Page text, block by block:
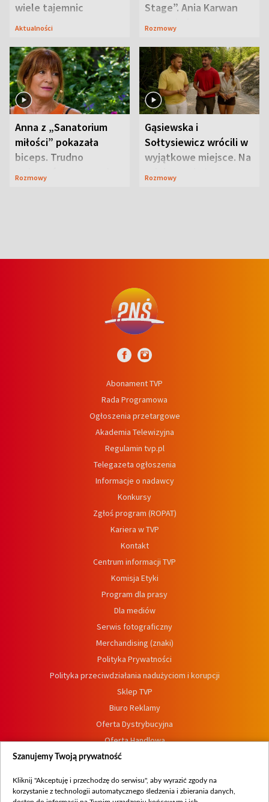
wiele tajemnic
Aktualności
Stage”. Ania Karwan
zapowiada
Rozmowy
Anna z „Sanatorium
miłości” pokazała
biceps. Trudno
uwierzyć, co przeszła
Rozmowy
Gąsiewska i
Sołtysiewicz wrócili w
wyjątkowe miejsce. Na
szlaku czekał
Rozmowy
Abonament TVP
Rada Programowa
Ogłoszenia przetargowe
Akademia Telewizyjna
Regulamin tvp.pl
Telegazeta ogłoszenia
Informacje o nadawcy
Konkursy
Zgłoś program (ROPAT)
Kariera w TVP
Kontakt
Centrum informacji TVP
Komisja Etyki
Program dla prasy
Dla mediów
Serwis fotograficzny
Merchandising (znaki)
Polityka Prywatności
Polityka przeciwdziałania nadużyciom i korupcji
Sklep TVP
Biuro Reklamy
Oferta Dystrybucyjna
Oferta Handlowa
Dostępność
Procedura zgłoszeń wewnętrznych
Szanujemy Twoją prywatność
Kliknij "Akceptuję i przechodzę do serwisu", aby wyrazić zgody na
korzystanie z technologii automatycznego śledzenia i zbierania danych,